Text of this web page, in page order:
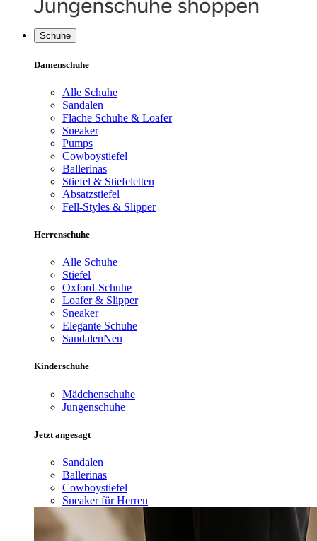
Schuhe
Damenschuhe
Alle Schuhe
Sandalen
Flache Schuhe & Loafer
Sneaker
Pumps
Cowboystiefel
Ballerinas
Stiefel & Stiefeletten
Absatzstiefel
Fell-Styles & Slipper
Herrenschuhe
Alle Schuhe
Stiefel
Oxford-Schuhe
Loafer & Slipper
Sneaker
Elegante Schuhe
SandalenNeu
Kinderschuhe
Mädchenschuhe
Jungenschuhe
Jetzt angesagt
Sandalen
Ballerinas
Cowboystiefel
Sneaker für Herren